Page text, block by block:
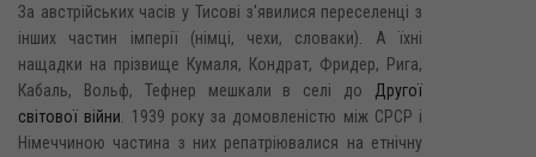
За австрійських часів у Тисові з'явилися переселенці з
інших частин імперії (німці, чехи, словаки). А їхні
нащадки на прізвище Кумаля, Кондрат, Фридер, Рига,
Кабаль, Вольф, Тефнер мешкали в селі до Другої
світової війни . 1939 року за домовленістю між СРСР і
Німеччиною частина з них репатріювалися на етнічну